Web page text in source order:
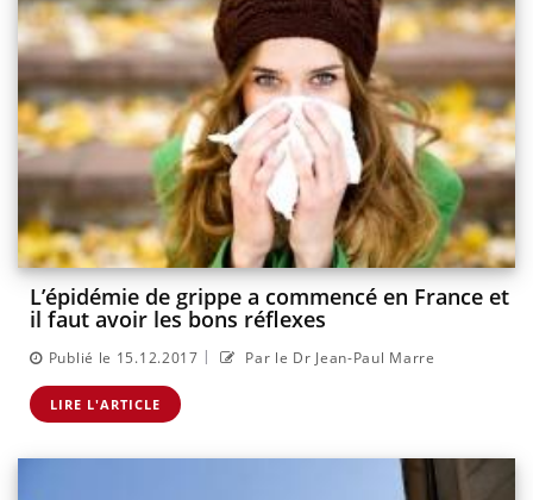
L’épidémie de grippe a commencé en France et
il faut avoir les bons réflexes
Publié le 15.12.2017 | Par le Dr Jean-Paul Marre
LIRE L'ARTICLE